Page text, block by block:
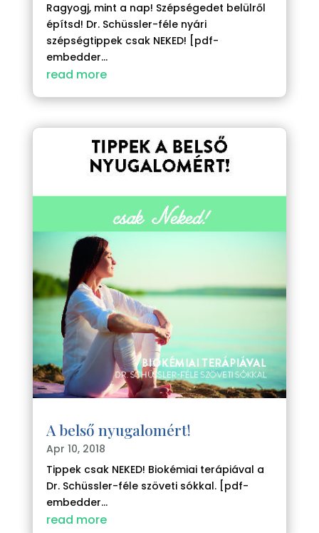
Ragyogj, mint a nap! Szépségedet belülről
építsd! Dr. Schüssler-féle nyári
szépségtippek csak NEKED! [pdf-
embedder...
read more
A belső nyugalomért!
Apr 10, 2018
Tippek csak NEKED! Biokémiai terápiával a
Dr. Schüssler-féle szöveti sókkal. [pdf-
embedder...
read more